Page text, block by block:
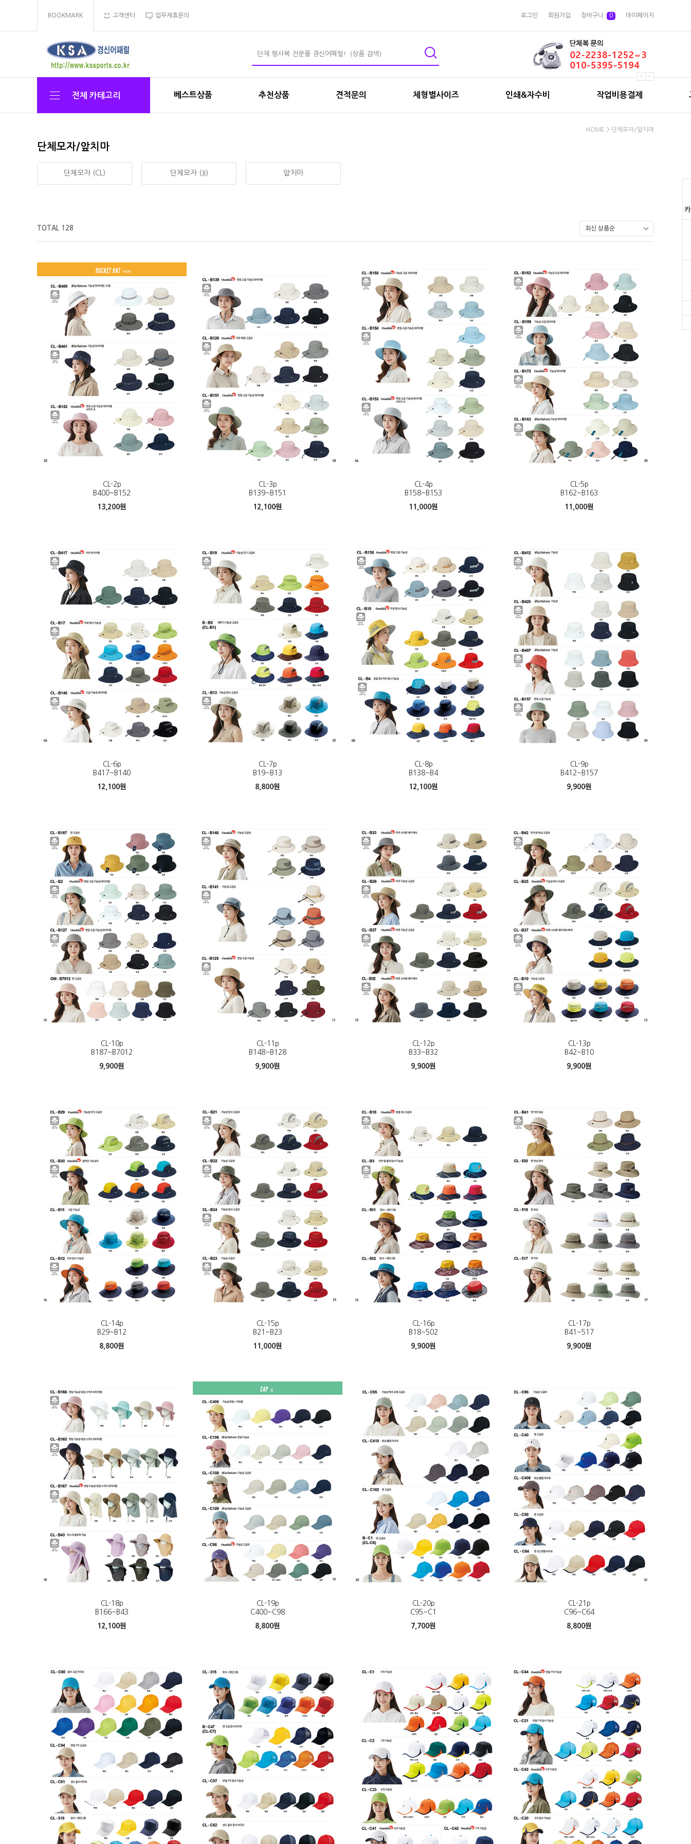
BOOKMARK 고객센터 업무제휴문의 로그인 회원가입 장바구니 0 마이페이지
전체 카테고리 베스트상품 추천상품 견적문의 체형별사이즈 인쇄&자수비 작업비용결제
HOME > 단체모자/앞치마
단체모자/앞치마
단체모자 (CL) 단체모자 (JI) 앞치마
TOTAL 128
CL-2p
B400~B152
13,200원
CL-3p
B139~B151
12,100원
CL-4p
B158~B153
11,000원
CL-5p
B162~B163
11,000원
CL-6p
B417~B140
12,100원
CL-7p
B19~B13
8,800원
CL-8p
B138~B4
12,100원
CL-9p
B412~B157
9,900원
CL-10p
B187~B7012
9,900원
CL-11p
B148~B128
9,900원
CL-12p
B33~B32
9,900원
CL-13p
B42~B10
9,900원
CL-14p
B29~B12
8,800원
CL-15p
B21~B23
11,000원
CL-16p
B18~502
9,900원
CL-17p
B41~517
9,900원
CL-18p
B166~B43
12,100원
CL-19p
C400~C98
8,800원
CL-20p
C95~C1
7,700원
CL-21p
C96~C64
8,800원